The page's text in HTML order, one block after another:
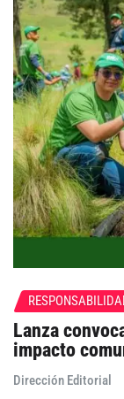
Lanza
impacto
Dirección Editorial